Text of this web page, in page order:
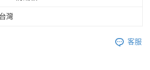
台灣
客服